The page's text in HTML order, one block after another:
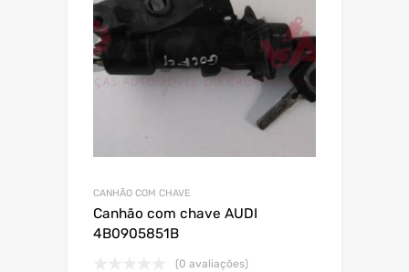
CANHÃO COM CHAVE
Canhão com chave AUDI
4B0905851B
(0 avaliações)